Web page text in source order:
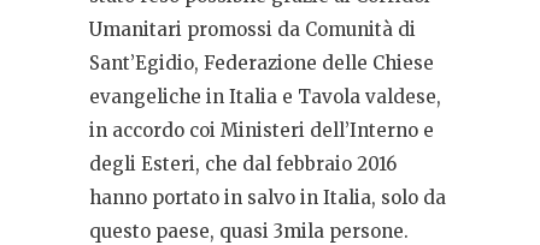
Umanitari promossi da Comunità di
Sant’Egidio, Federazione delle Chiese
evangeliche in Italia e Tavola valdese,
in accordo coi Ministeri dell’Interno e
degli Esteri, che dal febbraio 2016
hanno portato in salvo in Italia, solo da
questo paese, quasi 3mila persone.